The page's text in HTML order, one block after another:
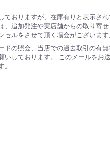
ておりますが、在庫有りと表示さ
、追加発注や実店舗からの取り寄
セルをさせて頂く場会がございま
ドの照会、当店での過去取引の有
いしております。 このメールをお
。